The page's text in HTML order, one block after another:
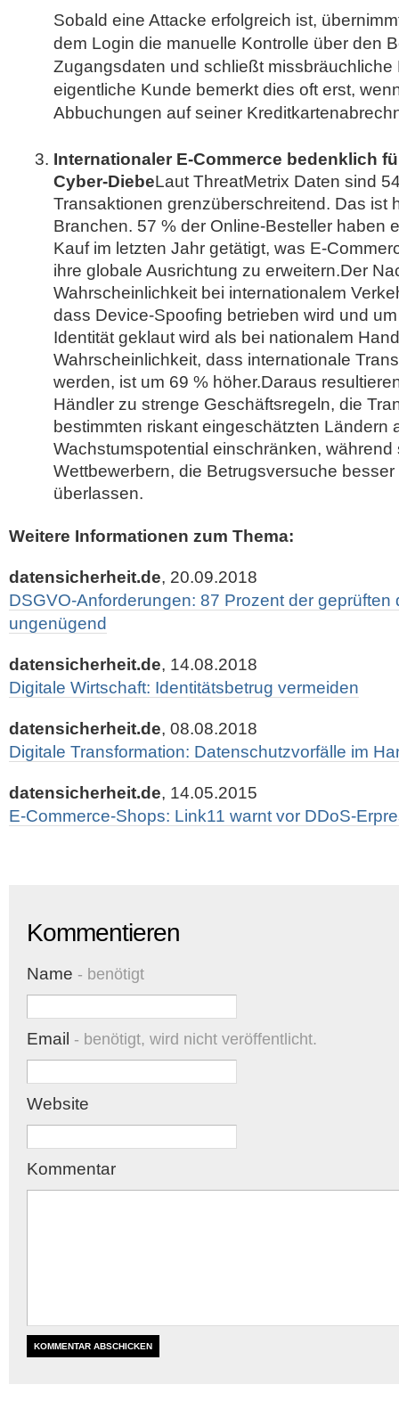
Sobald eine Attacke erfolgreich ist,
dem Login die manuelle Kontrolle über den
Zugangsdaten und schließt missbräuchliche
eigentliche Kunde bemerkt dies oft erst,
Abbuchungen auf seiner
Internationaler E-Commerce bedenklich
Cyber-DiebeLaut ThreatMetrix Daten sind
Transaktionen grenzüberschreitend. Das ist
Branchen. 57 % der Online-Besteller haben
Kauf im letzten Jahr getätigt, was E-
ihre globale Ausrichtung zu erweitern.Der
Wahrscheinlichkeit bei internationalem
dass Device-Spoofing betrieben wird und
Identität geklaut wird als bei nationalem
Wahrscheinlichkeit, dass internationale
werden, ist um 69 % höher.Daraus
Händler zu strenge Geschäftsregeln, die
bestimmten riskant eingeschätzten Ländern
Wachstumspotential einschränken, während
Wettbewerbern, die Betrugsversuche
überlassen.
Weitere Informationen zum Thema:
datensicherheit.de, 20.09.2018
DSGVO-Anforderungen: 87 Prozent der
ungenügend
datensicherheit.de, 14.08.2018
Digitale Wirtschaft: Identitätsbetrug vermeiden
datensicherheit.de, 08.08.2018
Digitale Transformation: Datenschutzvorfälle im
datensicherheit.de, 14.05.2015
E-Commerce-Shops: Link11 warnt vor DDoS-
Kommentieren
Name - benötigt
Email - benötigt, wird nicht veröffentlicht.
Website
Kommentar